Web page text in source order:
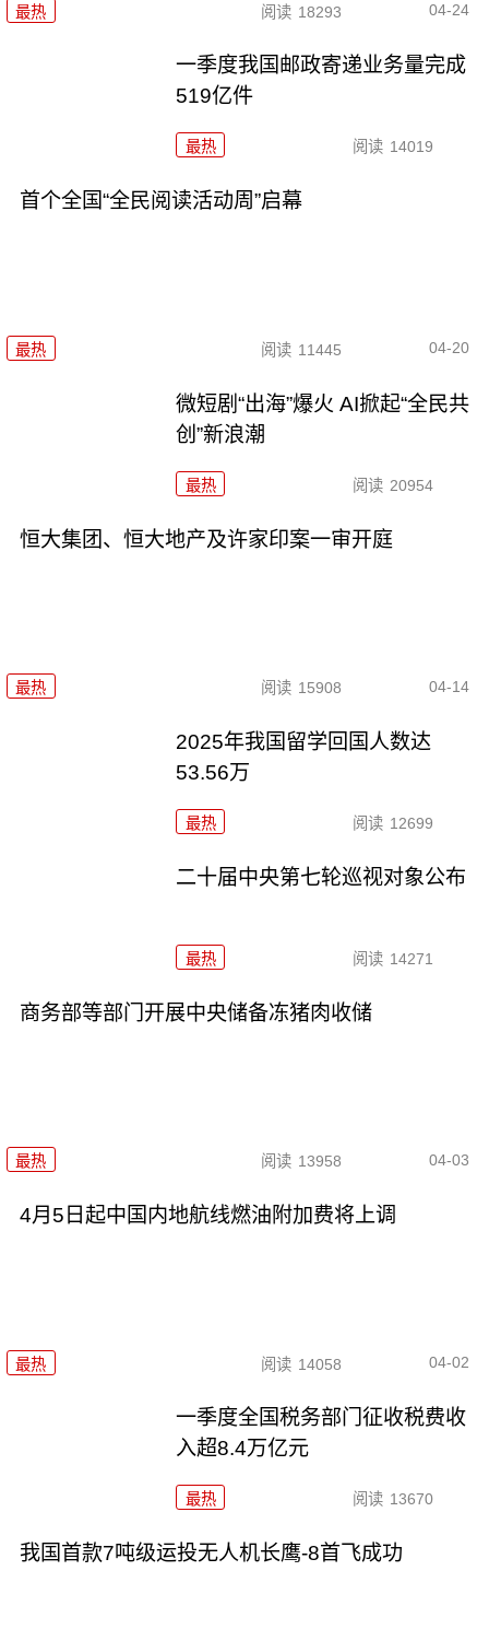
最热 阅读 18293 04-24
一季度我国邮政寄递业务量完成
519亿件
最热 阅读 14019
首个全国“全民阅读活动周”启幕
最热 阅读 11445 04-20
微短剧“出海”爆火 AI掀起“全民共
创”新浪潮
最热 阅读 20954
恒大集团、恒大地产及许家印案一审开庭
最热 阅读 15908 04-14
2025年我国留学回国人数达
53.56万
最热 阅读 12699
二十届中央第七轮巡视对象公布
最热 阅读 14271
商务部等部门开展中央储备冻猪肉收储
最热 阅读 13958 04-03
4月5日起中国内地航线燃油附加费将上调
最热 阅读 14058 04-02
一季度全国税务部门征收税费收
入超8.4万亿元
最热 阅读 13670
我国首款7吨级运投无人机长鹰-8首飞成功